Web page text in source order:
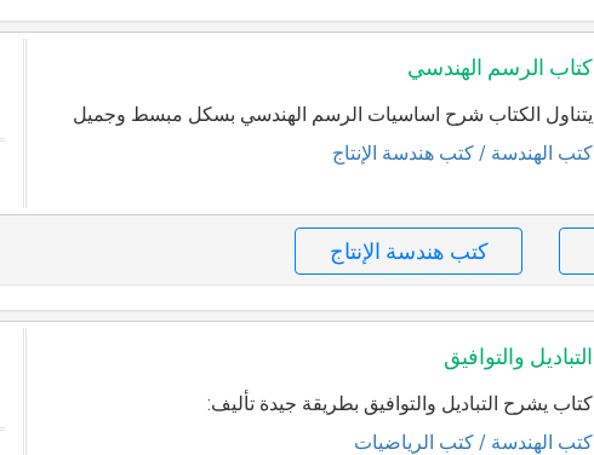
كتاب الرسم الهندسي
يتناول الكتاب شرح اساسيات الرسم الهندسي بسكل مبسط وجميل
كتب الهندسة / كتب هندسة الإنتاج
كتب هندسة الإنتاج
التباديل والتوافيق
كتاب يشرح التباديل والتوافيق بطريقة جيدة تأليف:
كتب الهندسة / كتب الرياضيات